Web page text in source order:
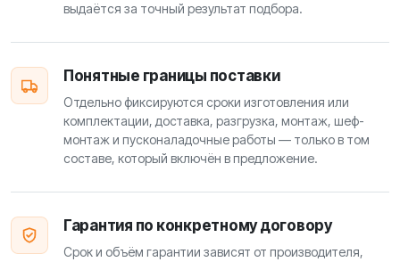
выдаётся за точный результат подбора.
Понятные границы поставки
Отдельно фиксируются сроки изготовления или
комплектации, доставка, разгрузка, монтаж, шеф-
монтаж и пусконаладочные работы — только в том
составе, который включён в предложение.
Гарантия по конкретному договору
Срок и объём гарантии зависят от производителя,